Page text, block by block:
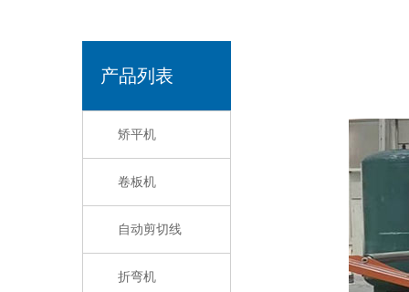
产品列表
矫平机
卷板机
自动剪切线
折弯机